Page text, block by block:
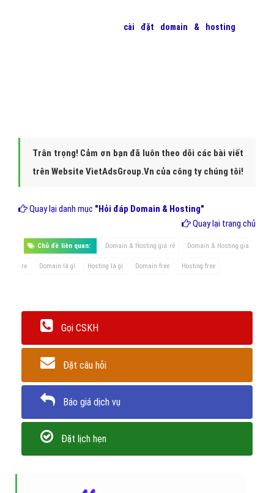
cài đặt domain & hosting
Trân trọng! Cảm ơn bạn đã luôn theo dõi các bài viết
trên Website VietAdsGroup.Vn của công ty chúng tôi!
Quay lại danh mục "Hỏi đáp Domain & Hosting"
Quay lại trang chủ
Chủ đề liên quan: Domain & Hosting giá rẻ Domain & Hosting gia
re Domain là gì Hosting là gì Domain free Hosting free
Gọi CSKH
Đặt câu hỏi
Báo giá dịch vụ
Đặt lịch hẹn